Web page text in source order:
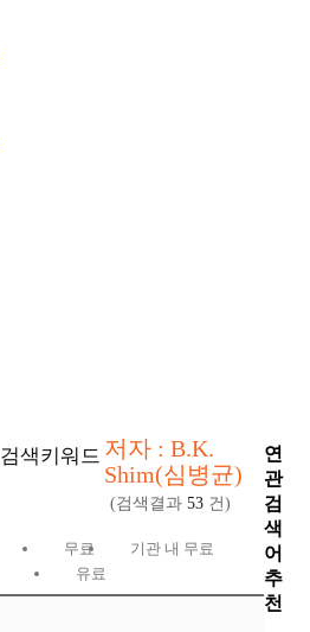
검색키워드 저자 : B.K.
Shim(심병균)
(검색결과 53 건)
무료
기관 내 무료
유료
연
관
검
색
어
추
천